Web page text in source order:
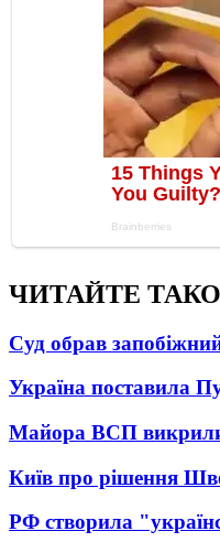
ЧИТАЙТЕ
Суд обрав
Україна поставила
Майора ВСП
Київ про рішення
РФ створила